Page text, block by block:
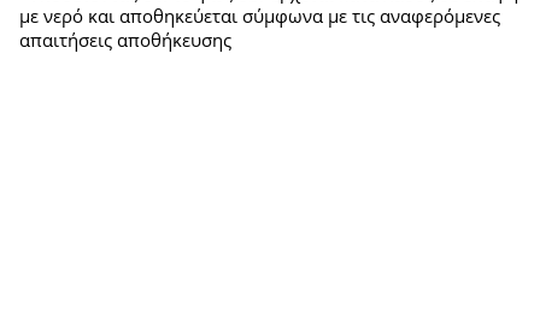
με νερό και αποθηκεύεται σύμφωνα με τις αναφερόμενες
απαιτήσεις αποθήκευσης